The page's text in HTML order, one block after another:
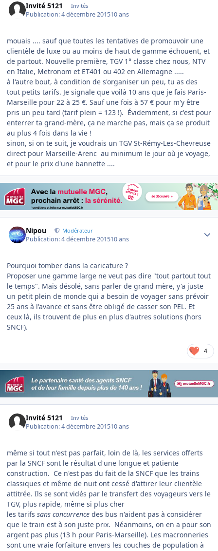
Invité 5121 Invités
Publication:4 décembre 201510 ans
mouais .... sauf que toutes les tentatives de promouvoir une
clientèle de luxe ou au moins de haut de gamme échouent, et
de partout. Nouvelle première, TGV 1° classe chez nous, NTV
en Italie, Metronom et ET401 ou 402 en Allemagne .....
à l'autre bout, à condition de s'organiser un peu, tu as des
tout petits tarifs. Je signale que voilà 10 ans que je fais Paris-
Marseille pour 22 à 25 €. Sauf une fois à 57 € pour m'y être
pris un peu tard (tarif plein = 123 !). Évidemment, si c'est pour
enterrer ta grand-mère, ça ne marche pas, mais ça se produit
au plus 4 fois dans la vie !
sinon, si on te suit, je voudrais un TGV St-Rémy-Les-Chevreuse
direct pour Marseille-Arenc au minimum le jour où je voyage,
et pour le prix d'une bannette ....
Nipou Modérateur
Publication:4 décembre 201510 ans
Pourquoi tomber dans la caricature ?
Proposer une gamme large ne veut pas dire "tout partout tout
le temps". Mais désolé, sans parler de grand mère, y'a juste
un petit plein de monde qui a besoin de voyager sans prévoir
25 ans à l'avance et sans être obligé de casser son PEL. Et
ceux là, ils trouvent de plus en plus d'autres solutions (hors
SNCF).
4
Invité 5121 Invités
Publication:4 décembre 201510 ans
même si tout n'est pas parfait, loin de là, les services offerts
par la SNCF sont le résultat d'une longue et patiente
construction. Ce n'est pas du fait de la SNCF que les trains
classiques et même de nuit ont cessé d'attirer leur clientèle
attitrée. Ils se sont vidés par le transfert des voyageurs vers le
TGV, plus rapide, même si plus cher
les tarifs sans concurrence des bus n'aident pas à considérer
que le train est à son juste prix. Néanmoins, on en a pour son
argent pas plus (13 h pour Paris-Marseille). Les macronneries
sont une vraie forfaiture envers les couches de population à